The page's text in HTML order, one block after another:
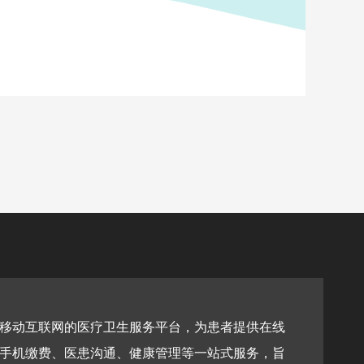
卫学堂是一个公益性质的医疗卫生行业交流学习平台，平台提
卫大讲堂、行业分享、政策解读和医考资料等栏目，拥有行业